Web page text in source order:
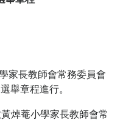
長教師會常務委員會
舉章程進行。
菴小學家長教師會常